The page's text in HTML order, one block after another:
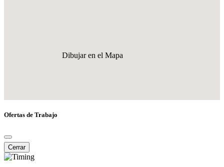
Dibujar en el Mapa
Ofertas de Trabajo
Cerrar